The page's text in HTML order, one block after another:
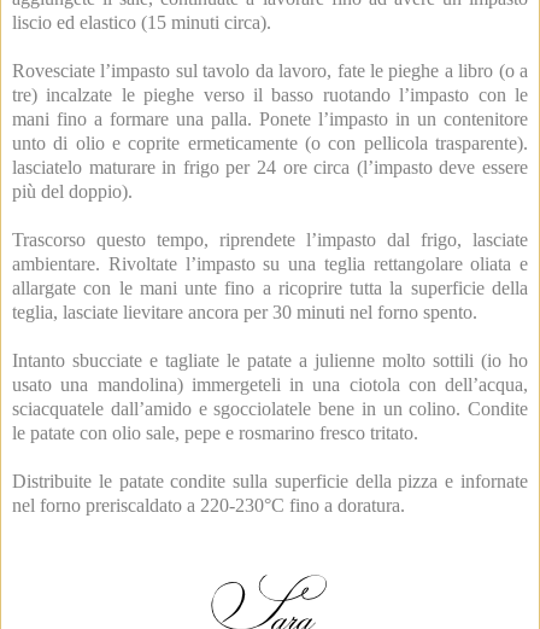
liscio ed elastico (15 minuti circa).
Rovesciate l’impasto sul tavolo da lavoro, fate le pieghe a libro (o a
tre) incalzate le pieghe verso il basso ruotando l’impasto con le
mani fino a formare una palla. Ponete l’impasto in un contenitore
unto di olio e coprite ermeticamente (o con pellicola trasparente).
lasciatelo maturare in frigo per 24 ore circa (l’impasto deve essere
più del doppio).
Trascorso questo tempo, riprendete l’impasto dal frigo, lasciate
ambientare. Rivoltate l’impasto su una teglia rettangolare oliata e
allargate con le mani unte fino a ricoprire tutta la superficie della
teglia, lasciate lievitare ancora per 30 minuti nel forno spento.
Intanto sbucciate e tagliate le patate a julienne molto sottili (io ho
usato una mandolina) immergeteli in una ciotola con dell’acqua,
sciacquatele dall’amido e sgocciolatele bene in un colino. Condite
le patate con olio sale, pepe e rosmarino fresco tritato.
Distribuite le patate condite sulla superficie della pizza e infornate
nel forno preriscaldato a 220-230°C fino a doratura.